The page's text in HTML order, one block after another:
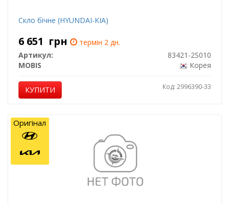
Скло бічне (HYUNDAI-KIA)
6 651 грн
термін 2 дн.
Артикул:
83421-2S010
MOBIS
Корея
КУПИТИ Код: 2996390-33
Оригінал